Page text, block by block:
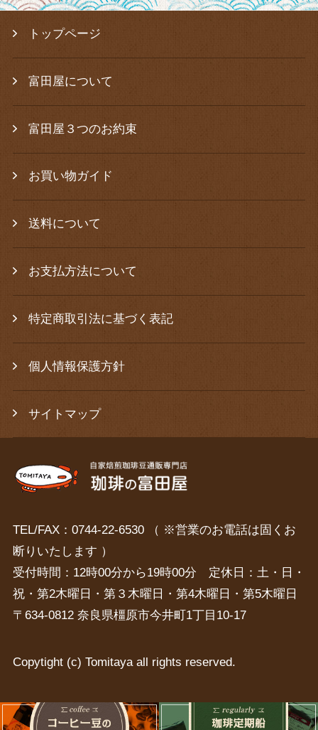
トップページ
富田屋について
富田屋３つのお約束
お買い物ガイド
送料について
お支払方法について
特定商取引法に基づく表記
個人情報保護方針
サイトマップ
TEL/FAX：0744-22-6530 （ ※営業のお電話は固くお
断りいたします ）
受付時間：12時00分から19時00分 定休日：土・日・
祝・第2木曜日・第３木曜日・第4木曜日・第5木曜日
〒634-0812 奈良県橿原市今井町1丁目10-17
Copytight (c) Tomitaya all rights reserved.